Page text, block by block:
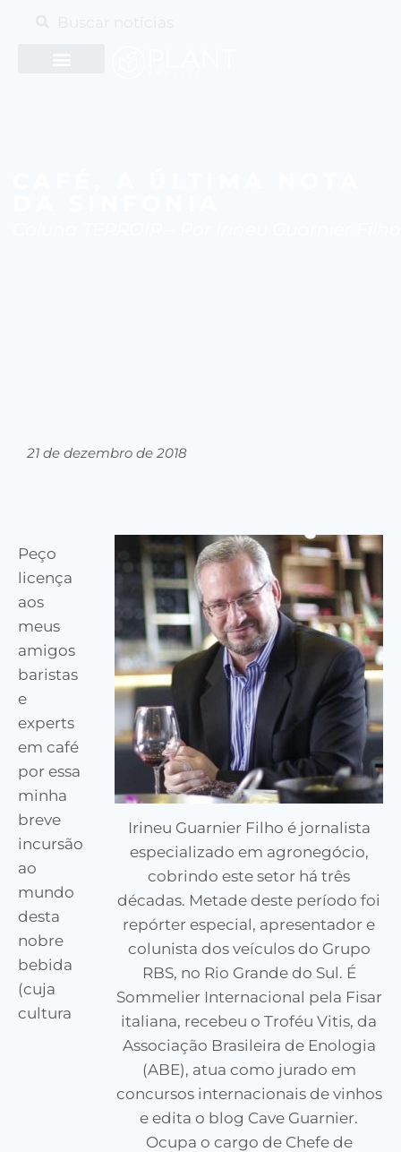
21 de dezembro de 2018
Irineu Guarnier Filho é jornalista
especializado em agronegócio,
cobrindo este setor há três
décadas. Metade deste período foi
repórter especial, apresentador e
colunista dos veículos do Grupo
RBS, no Rio Grande do Sul. É
Sommelier Internacional pela Fisar
italiana, recebeu o Troféu Vitis, da
Associação Brasileira de Enologia
(ABE), atua como jurado em
concursos internacionais de vinhos
e edita o blog Cave Guarnier.
Ocupa o cargo de Chefe de
Peço
licença
aos
meus
amigos
baristas
e
experts
em café
por essa
minha
breve
incursão
ao
mundo
desta
nobre
bebida
(cuja
cultura